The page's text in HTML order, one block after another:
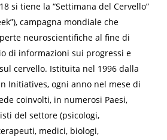
si tiene la “Settimana del Cervello”
campagna mondiale che
neuroscientifiche al fine di
di informazioni sui progressi e
cervello. Istituita nel 1996 dalla
Initiatives, ogni anno nel mese di
coinvolti, in numerosi Paesi,
del settore (psicologi,
medici, biologi,